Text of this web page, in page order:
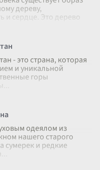
дереву,
и сердце. Это дерево
- это страна, которая
и уникальной
горы
одеялом из
нашего старого
сумерек и редкие